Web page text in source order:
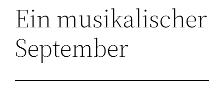
Ein musikalischer
September